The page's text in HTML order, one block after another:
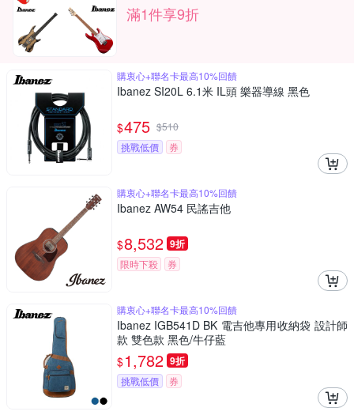
滿1件享9折
購衷心+聯名卡最高10%回饋
Ibanez SI20L 6.1米 IL頭 樂器導線 黑色
$475 $510
挑戰低價
券
購衷心+聯名卡最高10%回饋
Ibanez AW54 民謠吉他
$8,532 9折
限時下殺 券
購衷心+聯名卡最高10%回饋
Ibanez IGB541D BK 電吉他專用收納袋 設計師
款 雙色款 黑色/牛仔藍
$1,782 9折
挑戰低價 券